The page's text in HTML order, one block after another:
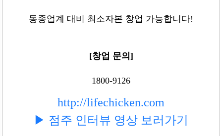
동종업계 대비 최소자본 창업 가능합니다!
[창업 문의]
1800-9126
http://lifechicken.com
▶ 점주 인터뷰 영상 보러가기